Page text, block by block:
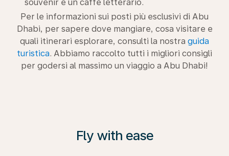
souvenir e un caffè letterario.
Per le informazioni sui posti più esclusivi di Abu
Dhabi, per sapere dove mangiare, cosa visitare e
quali itinerari esplorare, consulti la nostra guida
turistica. Abbiamo raccolto tutti i migliori consigli
per godersi al massimo un viaggio a Abu Dhabi!
Fly with ease